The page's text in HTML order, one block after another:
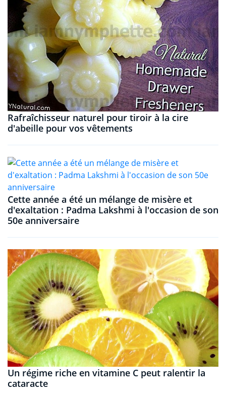
Rafraîchisseur naturel pour tiroir à la cire
d'abeille pour vos vêtements
Cette année a été un mélange de misère et
d'exaltation : Padma Lakshmi à l'occasion de son
50e anniversaire
Un régime riche en vitamine C peut ralentir la
cataracte